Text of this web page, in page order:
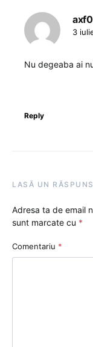
3
Nu degeaba ai
Reply
LASĂ UN RĂSPUNS
Adresa ta de email
sunt marcate cu *
Comentariu *